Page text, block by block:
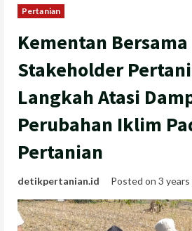
Pertanian
Kementan Bersama
Stakeholder
Langkah Atasi
Perubahan Iklim
Pertanian
detikpertanian.id Posted on 3 years